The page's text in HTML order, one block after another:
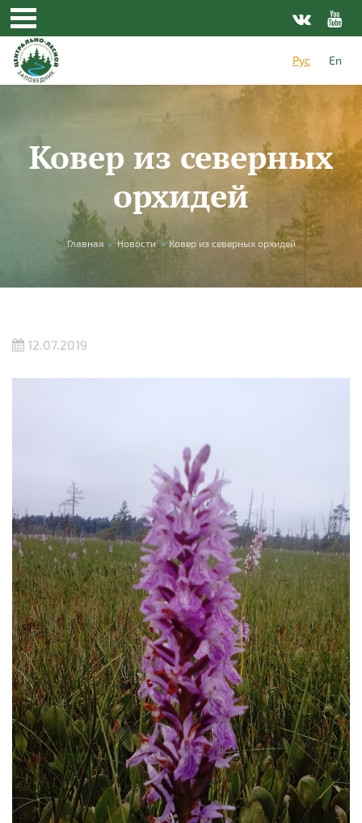
Перейти к основному содержанию
Рус
En
Ковер из северных
орхидей
Вы здесь
Главная » Новости » Ковер из северных орхидей
12.07.2019